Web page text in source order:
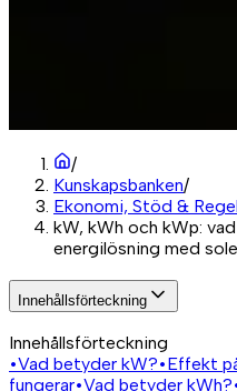
/
Kunskapsbanken/
Ekonomi, Stöd &
kW, kWh och kWp:
energilösning med
Innehållsförteckning
Innehållsförteckning
•Vad betyder kW?•Effekt
fungerar•Vad betyder kWh?